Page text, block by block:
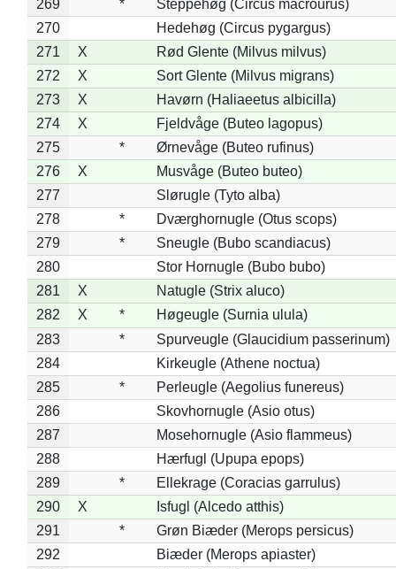
269
*
Steppehøg (Circus macrourus)
270
Hedehøg (Circus pygargus)
271
X
Rød Glente (Milvus milvus)
272
X
Sort Glente (Milvus migrans)
273
X
Havørn (Haliaeetus albicilla)
274
X
Fjeldvåge (Buteo lagopus)
275
*
Ørnevåge (Buteo rufinus)
276
X
Musvåge (Buteo buteo)
277
Slørugle (Tyto alba)
278
*
Dværghornugle (Otus scops)
279
*
Sneugle (Bubo scandiacus)
280
Stor Hornugle (Bubo bubo)
281
X
Natugle (Strix aluco)
282
X *
Høgeugle (Surnia ulula)
283
*
Spurveugle (Glaucidium passerinum)
284
Kirkeugle (Athene noctua)
285
*
Perleugle (Aegolius funereus)
286
Skovhornugle (Asio otus)
287
Mosehornugle (Asio flammeus)
288
Hærfugl (Upupa epops)
289
*
Ellekrage (Coracias garrulus)
290
X
Isfugl (Alcedo atthis)
291
*
Grøn Biæder (Merops persicus)
292
Biæder (Merops apiaster)